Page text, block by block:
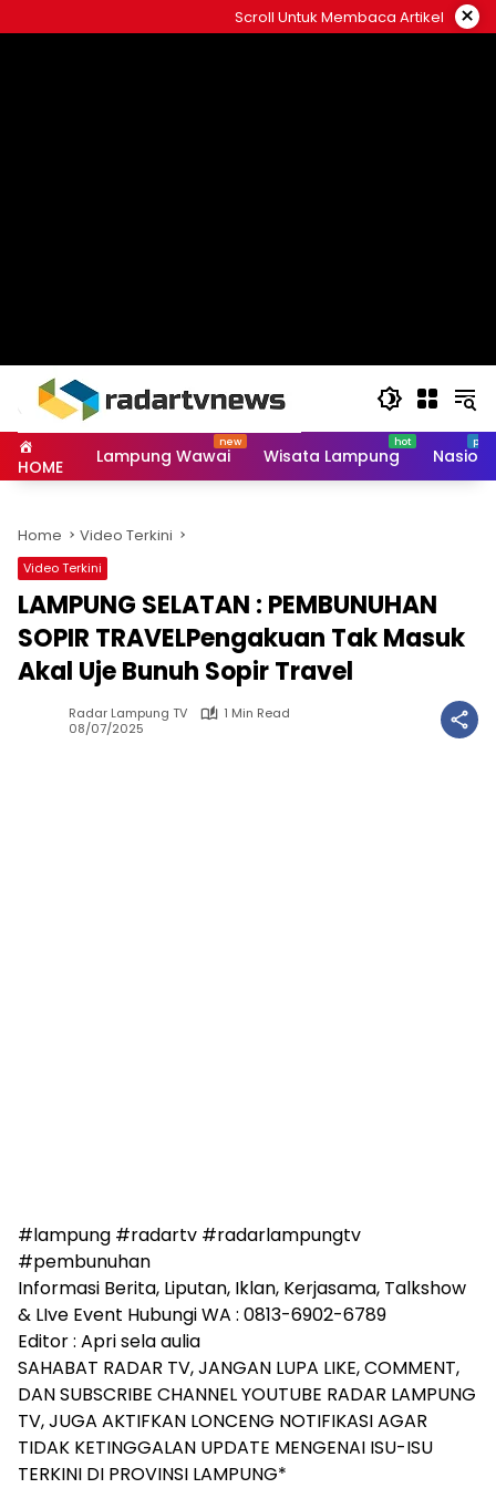
to
Scroll Untuk Membaca Artikel ×
HOME Lampung Wawai Wisata Lampung
Home Video Terkini
Video Terkini
LAMPUNG SELATAN : PEMBUNUHAN
SOPIR TRAVELPengakuan Tak Masuk
Akal Uje Bunuh Sopir Travel
Radar Lampung TV
1 Min Read
08/07/2025
#lampung #radartv #radarlampungtv
#pembunuhan
Informasi Berita, Liputan, Iklan, Kerjasama, Talkshow
& LIve Event Hubungi WA : 0813-6902-6789
Editor : Apri sela aulia
SAHABAT RADAR TV, JANGAN LUPA LIKE, COMMENT,
DAN SUBSCRIBE CHANNEL YOUTUBE RADAR LAMPUNG
TV, JUGA AKTIFKAN LONCENG NOTIFIKASI AGAR
TIDAK KETINGGALAN UPDATE MENGENAI ISU-ISU
TERKINI DI PROVINSI LAMPUNG*